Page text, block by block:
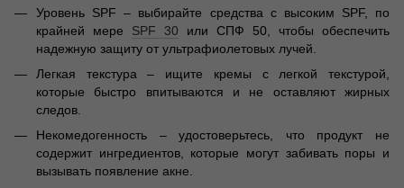
Уровень SPF – выбирайте средства с высоким SPF, по
крайней мере SPF 30 или СПФ 50, чтобы обеспечить
надежную защиту от ультрафиолетовых лучей.
Легкая текстура – ищите кремы с легкой текстурой,
которые быстро впитываются и не оставляют жирных
следов.
Некомедогенность – удостоверьтесь, что продукт не
содержит ингредиентов, которые могут забивать поры и
вызывать появление акне.